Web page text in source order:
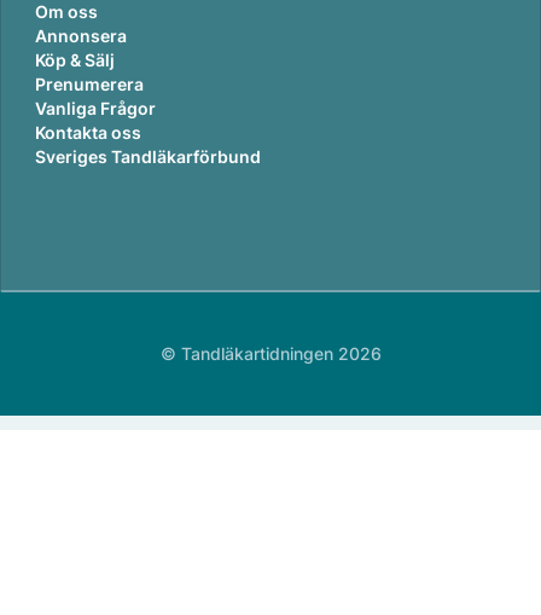
Om oss
Annonsera
Köp & Sälj
Prenumerera
Vanliga Frågor
Kontakta oss
Sveriges Tandläkarförbund
© Tandläkartidningen 2026